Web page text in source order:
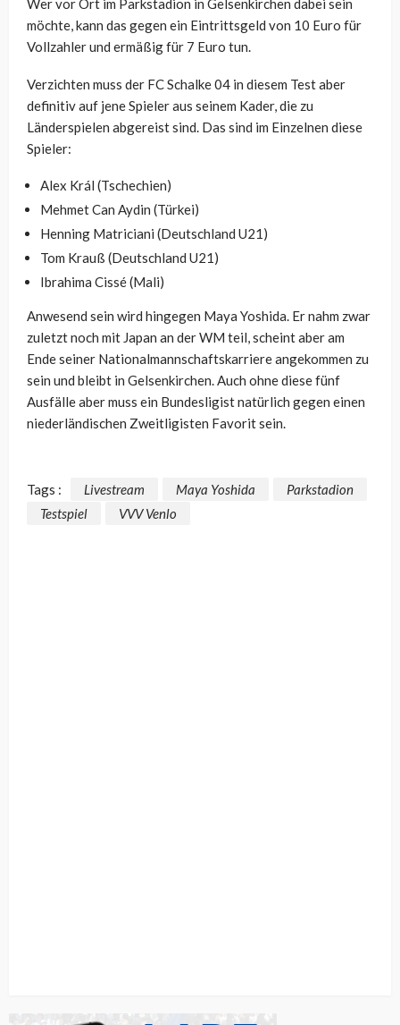
Wer vor Ort im Parkstadion in Gelsenkirchen dabei sein
möchte, kann das gegen ein Eintrittsgeld von 10 Euro für
Vollzahler und ermäßig für 7 Euro tun.
Verzichten muss der FC Schalke 04 in diesem Test aber
definitiv auf jene Spieler aus seinem Kader, die zu
Länderspielen abgereist sind. Das sind im Einzelnen diese
Spieler:
Alex Král (Tschechien)
Mehmet Can Aydin (Türkei)
Henning Matriciani (Deutschland U21)
Tom Krauß (Deutschland U21)
Ibrahima Cissé (Mali)
Anwesend sein wird hingegen Maya Yoshida. Er nahm zwar
zuletzt noch mit Japan an der WM teil, scheint aber am
Ende seiner Nationalmannschaftskarriere angekommen zu
sein und bleibt in Gelsenkirchen. Auch ohne diese fünf
Ausfälle aber muss ein Bundesligist natürlich gegen einen
niederländischen Zweitligisten Favorit sein.
Tags : Livestream Maya Yoshida
Parkstadion
Testspiel
VVV Venlo